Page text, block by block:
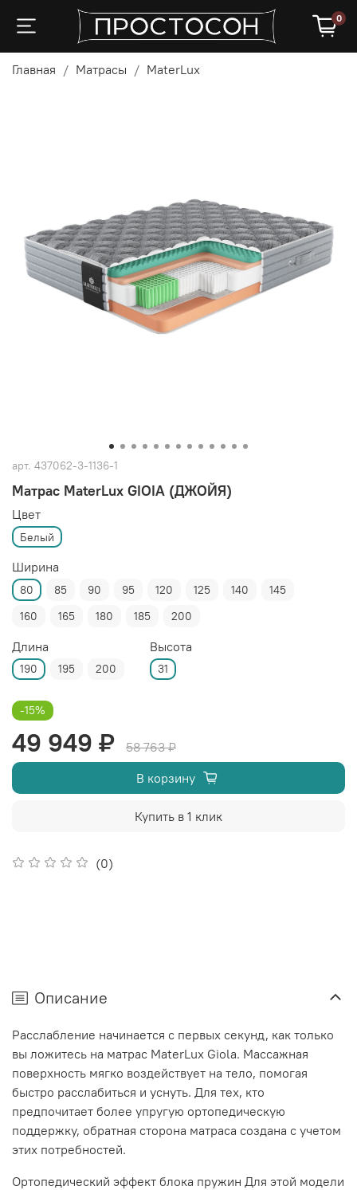
0
Главная Матрасы MaterLux
арт. 437062-3-1136-1
Матрас MaterLux GIOIA (ДЖОЙЯ)
(0)
Цвет
Белый
Ширина
80 85 90 95 120 125 140
145
160
165 180 185 200
Длина
190 195 200
Высота
31
-15%
49 949 ₽
58 763 ₽
В корзину
Купить в 1 клик
Описание
Расслабление начинается с первых секунд, как только
вы ложитесь на матрас MaterLux Giola. Массажная
поверхность мягко воздействует на тело, помогая
быстро расслабиться и уснуть. Для тех, кто
предпочитает более упругую ортопедическую
поддержку, обратная сторона матраса создана с учетом
этих потребностей.
Ортопедический эффект блока пружин Для этой модели